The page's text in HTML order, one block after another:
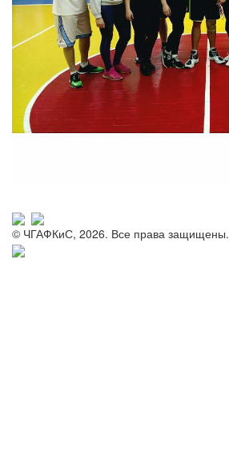
© ЧГАФКиС, 2026. Все права защищены.